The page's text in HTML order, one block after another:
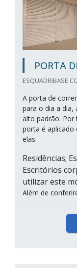
PORTA
ESQUADRIBASE
A porta de
para o dia a dia,
alto padrão. Por
porta é aplicado
elas:
Residências;
Escritórios
utilizar este
Além de